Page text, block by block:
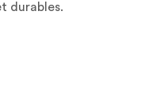
durables.